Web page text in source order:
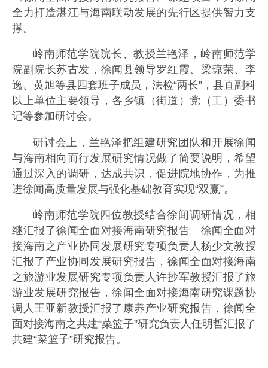
全力打造湛江与海南联动发展的先行区提供智力支
撑。
岭南师范学院院长、教授兰艳泽，岭南师范学
院副院长苏古发，徐闻县领导罗红霞、梁琼荣、李
逸、黄旭等县四套班子成员，法检“两长”，县直副科
以上单位主要领导，各乡镇（街道）党（工）委书
记等参加研讨会。
研讨会上，兰艳泽把组建研究团队和开展徐闻
与海南相向而行发展研究情况做了简要说明，希望
通过深入的调研，达成共识，促进院地协作，为推
进徐闻高质量发展与强化基础教育实现“双赢”。
岭南师范学院四位教授结合徐闻调研情况，相
继汇报了徐闻全面对接海南研究报告。徐闻全面对
接海南之产业协同发展研究专项负责人杨少文教授
汇报了产业协同发展研究报告，徐闻全面对接海南
之旅游业发展研究专项负责人许抄军教授汇报了旅
游业发展研究报告，徐闻全面对接海南研究课题协
调人王亚新教授汇报了康养产业研究报告，徐闻全
面对接海南之共建“菜篮子”研究负责人任明哲汇报了
共建“菜篮子”研究报告。